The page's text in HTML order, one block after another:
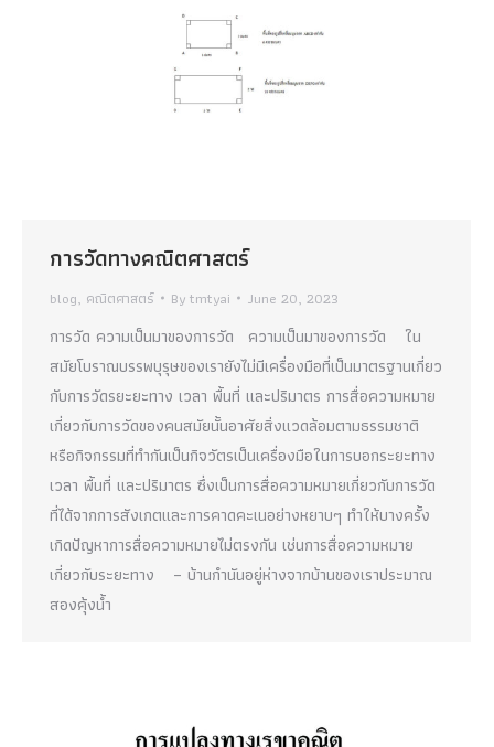
การวัดทางคณิตศาสตร์
blog, คณิตศาสตร์ Bytmtyai June 20, 2023
การวัด ความเป็นมาของการวัด ความเป็นมาของการวัด ใน
สมัยโบราณบรรพบุรุษของเรายังไม่มีเครื่องมือที่เป็นมาตรฐานเกี่ยว
กับการวัดรยะยะทาง เวลา พื้นที่ และปริมาตร การสื่อความหมาย
เกี่ยวกับการวัดของคนสมัยนั้นอาศัยสิ่งแวดล้อมตามธรรมชาติ
หรือกิจกรรมที่ทำกันเป็นกิจวัตรเป็นเครื่องมือในการบอกระยะทาง
เวลา พื้นที่ และปริมาตร ซึ่งเป็นการสื่อความหมายเกี่ยวกับการวัด
ที่ได้จากการสังเกตและการคาดคะเนอย่างหยาบๆ ทำให้บางครั้ง
เกิดปัญหาการสื่อความหมายไม่ตรงกัน เช่นการสื่อความหมาย
เกี่ยวกับระยะทาง – บ้านกำนันอยู่ห่างจากบ้านของเราประมาณ
สองคุ้งน้ำ